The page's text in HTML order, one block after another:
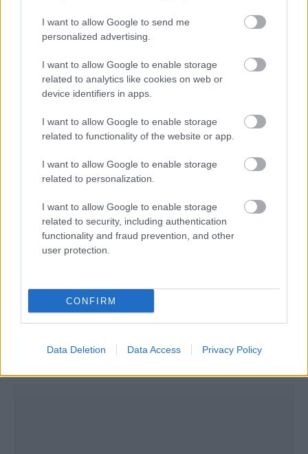
I want to allow Google to send me
personalized advertising.
I want to allow Google to enable storage
related to analytics like cookies on web or
device identifiers in apps.
I want to allow Google to enable storage
related to functionality of the website or app.
I want to allow Google to enable storage
related to personalization.
I want to allow Google to enable storage
related to security, including authentication
functionality and fraud prevention, and other
user protection.
CONFIRM
Data Deletion Data Access Privacy Policy
ΔΙΕΘΝΗ 13/06/2015
Ολυμπιονίκης η αντί – «Κουτού» στη Νάντ
από πολύχρονη απουσία από την Α1 Γυναικών, επέστρεψε
ξανά για χάρη του Παναθηναϊκού.